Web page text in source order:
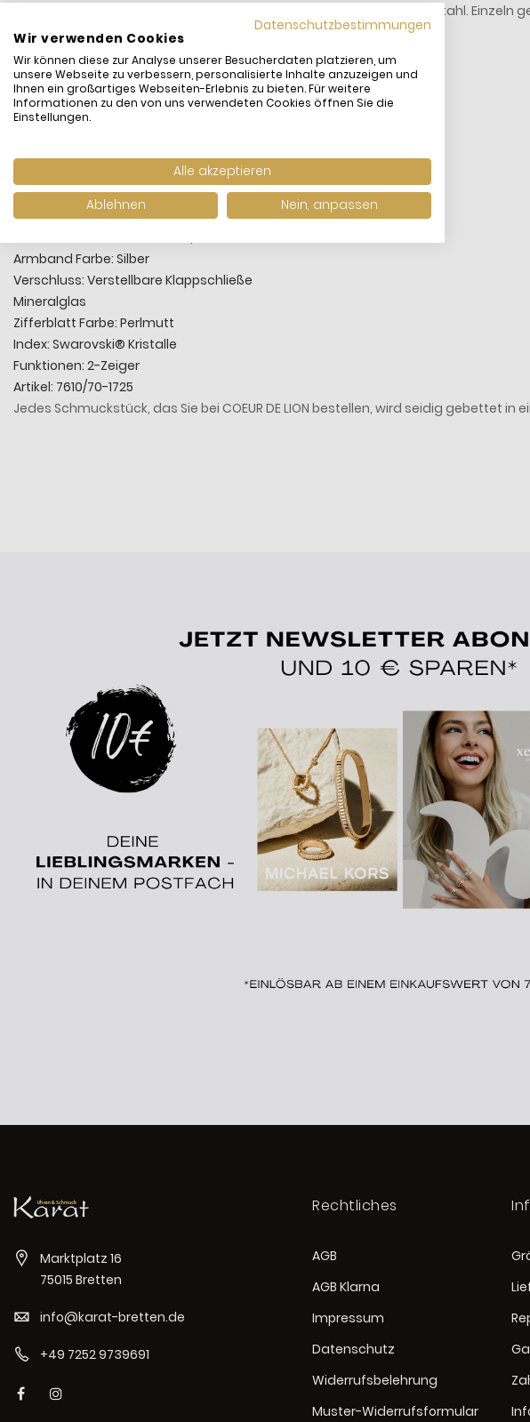
hochwertigen Gehäuse und Milanaise Armband aus silbernem Edelstahl. Einzeln
Hersteller: Coeur de Lion
Kategorie: Armbanduhr Damen
Uhrwerk: japanisches Quarzwerk
Antrieb: Batterie
Gehäusedurchmesser: 34 mm
Länge: 17.5 cm
Armband Farbe: Silber
Verschluss: Verstellbare Klappschließe
Mineralglas
Zifferblatt Farbe: Perlmutt
Index: Swarovski® Kristalle
Funktionen: 2-Zeiger
Artikel: 7610/70-1725
Jedes Schmuckstück, das Sie bei COEUR DE LION bestellen, wird seidig
Marktplatz 16
75015 Bretten
info@karat-bretten.de
+49 7252 9739691
Rechtliches
AGB
AGB Klarna
Impressum
Datenschutz
Widerrufsbelehrung
Muster-Widerrufsformular
Datenschutzbestimmungen
Wir verwenden Cookies
Wir können diese zur Analyse unserer Besucherdaten platzieren, um
unsere Webseite zu verbessern, personalisierte Inhalte anzuzeigen und
Ihnen ein großartiges Webseiten-Erlebnis zu bieten. Für weitere
Informationen zu den von uns verwendeten Cookies öffnen Sie die
Einstellungen.
Alle akzeptieren
Ablehnen
Nein, anpassen